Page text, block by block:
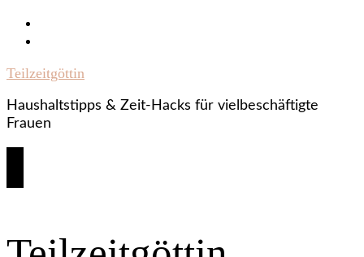
Teilzeitgöttin
Haushaltstipps & Zeit‑Hacks für vielbeschäftigte
Frauen